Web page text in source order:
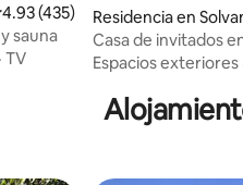
promedio: 4.93 de 5;
4.93 (435)
sauna
· TV
Residencia en
Casa de invitados
Espacios exteriores